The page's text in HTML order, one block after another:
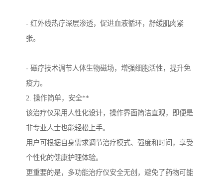
- 红外线热疗深层渗透，促进血液循环，舒缓肌肉紧
张。
- 磁疗技术调节人体生物磁场，增强细胞活性，提升免
疫力。
2. 操作简单，安全**
该治疗仪采用人性化设计，操作界面简洁直观，即便是
非专业人士也能轻松上手。
用户可根据自身需求调节治疗模式、强度和时间，享受
个性化的健康护理体验。
更重要的是，多功能治疗仪安全无创，避免了药物可能